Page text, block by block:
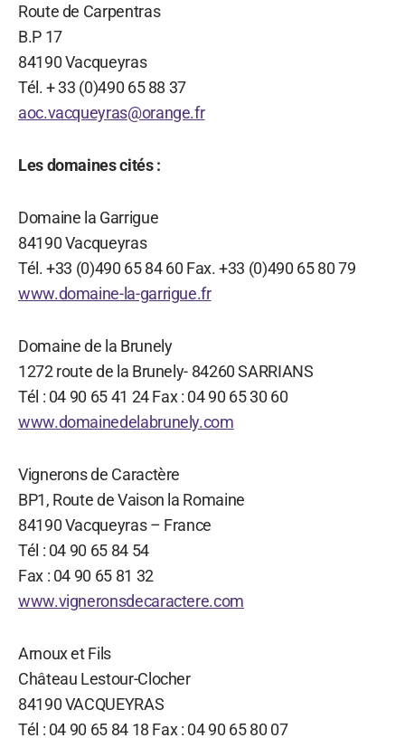
Route de Carpentras
B.P 17
84190 Vacqueyras
Tél. + 33 (0)490 65 88 37
aoc.vacqueyras@orange.fr
Les domaines cités :
Domaine la Garrigue
84190 Vacqueyras
Tél. +33 (0)490 65 84 60 Fax. +33 (0)490 65 80 79
www.domaine-la-garrigue.fr
Domaine de la Brunely
1272 route de la Brunely- 84260 SARRIANS
Tél : 04 90 65 41 24 Fax : 04 90 65 30 60
www.domainedelabrunely.com
Vignerons de Caractère
BP1, Route de Vaison la Romaine
84190 Vacqueyras – France
Tél : 04 90 65 84 54
Fax : 04 90 65 81 32
www.vigneronsdecaractere.com
Arnoux et Fils
Château Lestour-Clocher
84190 VACQUEYRAS
Tél : 04 90 65 84 18 Fax : 04 90 65 80 07